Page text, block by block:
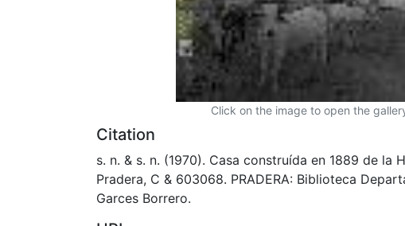
Click on the image to open the
Citation
s. n. & s. n. (1970). Casa construída en 1889 de la
Pradera, C & 603068. PRADERA: Biblioteca
Garces Borrero.